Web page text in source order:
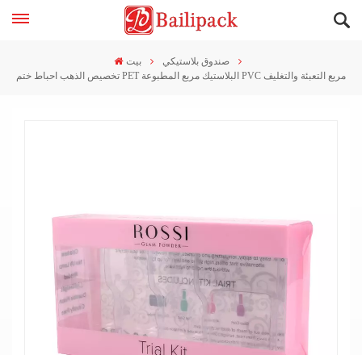
بيت
صندوق بلاستيكي
تخصيص الذهب احباط ختم PET البلاستيك مربع المطبوعة PVC مربع التعبئة والتغليف